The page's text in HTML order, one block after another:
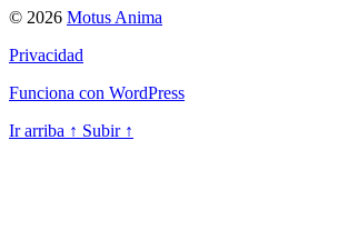
© 2026 Motus Anima
Privacidad
Funciona con WordPress
Ir arriba ↑ Subir ↑